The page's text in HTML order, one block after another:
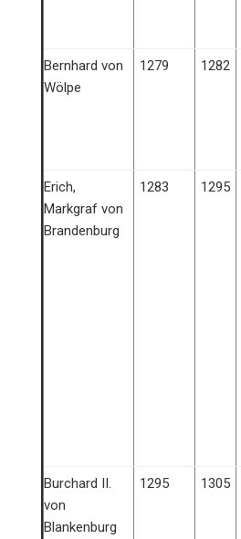
Bernhard von
Wölpe
1279 1282
Erich,
Markgraf von
Brandenburg
1283 1295
Burchard II.
von
Blankenburg
1295 1305